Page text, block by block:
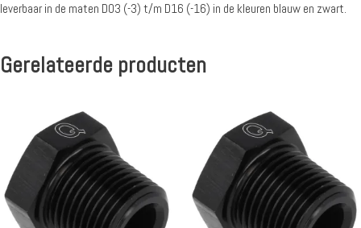
leverbaar in de maten D03 (-3) t/m D16 (-16) in de kleuren blauw en zwart.
Gerelateerde producten